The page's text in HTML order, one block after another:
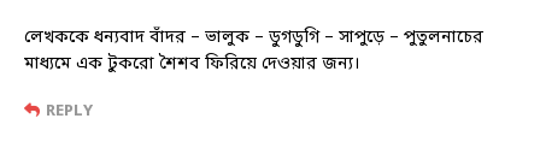
লেখককে ধন্যবাদ বাঁদর – ভালুক – ডুগডুগি – সাপুড়ে – পুতুলনাচের
মাধ্যমে এক টুকরো শৈশব ফিরিয়ে দেওয়ার জন্য।
REPLY